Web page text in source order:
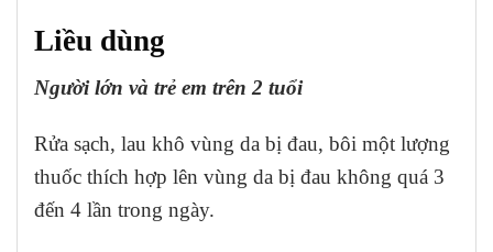
Liều dùng
Người lớn và trẻ em trên 2 tuổi
Rửa sạch, lau khô vùng da bị đau, bôi một lượng
thuốc thích hợp lên vùng da bị đau không quá 3
đến 4 lần trong ngày.